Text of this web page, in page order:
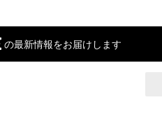
の最新情報をお届けします